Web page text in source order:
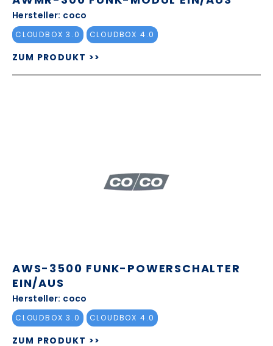
Hersteller: coco
CLOUDBOX 3.0 CLOUDBOX 4.0
ZUM PRODUKT >>
AWS-3500 FUNK-POWERSCHALTER
EIN/AUS
Hersteller: coco
CLOUDBOX 3.0 CLOUDBOX 4.0
ZUM PRODUKT >>